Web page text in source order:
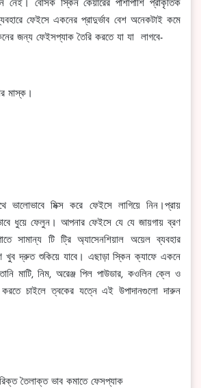
নেই। বেসিক স্কিন কেয়ারের পাশাপাশি প্রাকৃতিক
ফেইসে একনের প্রাদুর্ভাব বেশ অনেকটাই কমে
জন্য ফেইসপ্যাক তৈরি করতে যা যা লাগবে-
মাস্ক।
ভালোভাবে মিক্স করে ফেইসে লাগিয়ে নিন।প্রায়
ধুয়ে ফেলুন। আপনার ফেইসে যে যে জায়গায় ব্রণ
সামান্য টি ট্রি অ্যাসেনশিয়াল অয়েল ব্যবহার
দ্রুত শুকিয়ে যাবে। এছাড়া স্কিন ক্যাফে একনে
মাটি, নিম, অরেঞ্জ পিল পাউডার, কওলিন ক্লে ও
চাইলে ত্বকের যত্নে এই উপাদানগুলো দারুন
তৈলাক্ত ভাব কমাতে ফেসপ্যাক